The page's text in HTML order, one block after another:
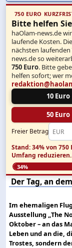
750 EURO
Bitte helfen
haOlam-news.de
laufende Kosten.
nächsten
news.de so
750 Euro. Bitte
helfen sofort; wer
10 Euro
50 Euro
Freier Betrag
Stand: 34% von 750
Umfang
34%
Der Tag, an
Im ehemaligen
Ausstellung „The
Oktober – an das
Leben und an die,
Trostes, sondern